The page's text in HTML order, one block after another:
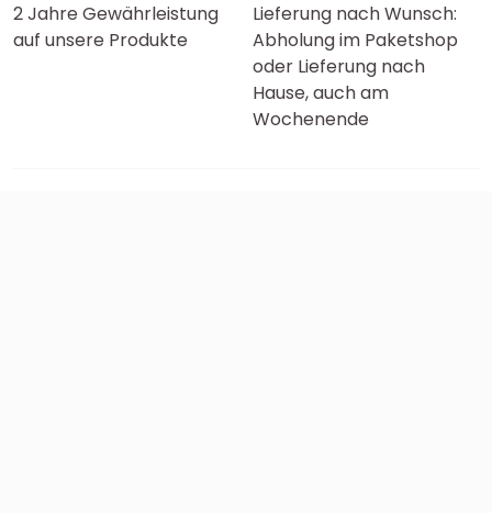
2 Jahre Gewährleistung
auf unsere Produkte
Lieferung nach Wunsch:
Abholung im Paketshop
oder Lieferung nach
Hause, auch am
Wochenende